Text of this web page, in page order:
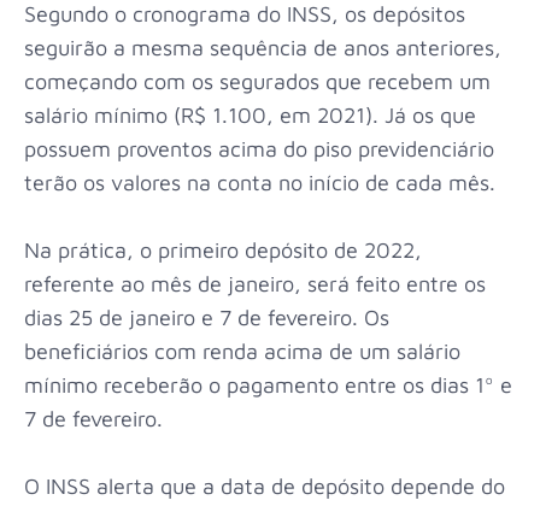
Segundo o cronograma do INSS, os depósitos
seguirão a mesma sequência de anos anteriores,
começando com os segurados que recebem um
salário mínimo (R$ 1.100, em 2021). Já os que
possuem proventos acima do piso previdenciário
terão os valores na conta no início de cada mês.
Na prática, o primeiro depósito de 2022,
referente ao mês de janeiro, será feito entre os
dias 25 de janeiro e 7 de fevereiro. Os
beneficiários com renda acima de um salário
mínimo receberão o pagamento entre os dias 1º e
7 de fevereiro.
O INSS alerta que a data de depósito depende do